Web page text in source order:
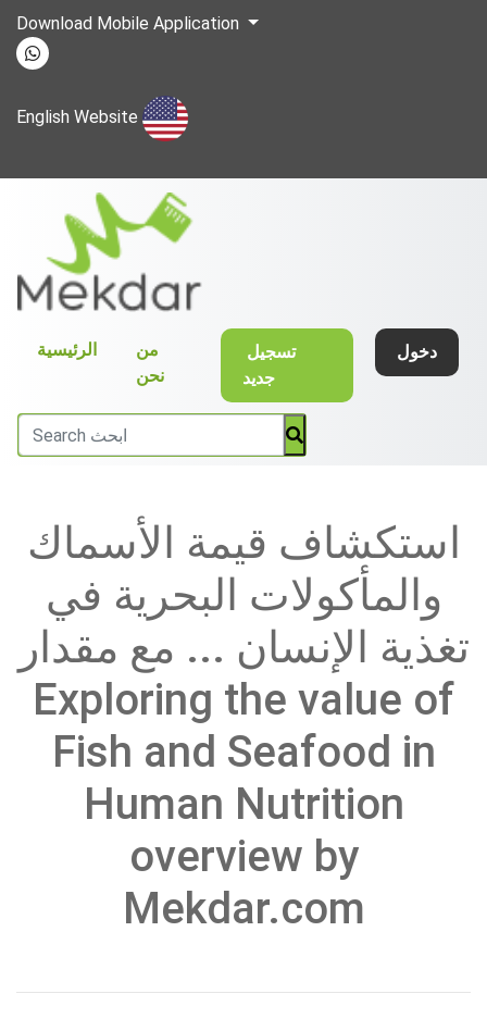
Download Mobile Application
English Website
الرئيسية(current)
من
نحن
جديد
دخول
استكشاف قيمة الأسماك
والمأكولات البحرية في
تغذية الإنسان ... مع مقدار
Exploring the value of
Fish and Seafood in
Human Nutrition
overview by
Mekdar.com